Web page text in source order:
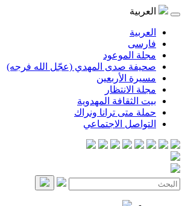
العربية
العربية
فارسی
مجلة الموعود
صحيفة صدى المهدي (عجّل الله فرجه)
مسيرة الأربعين
مجلة الانتظار
بيت الثقافة المهدوية
حملة متى ترانا ونراك
التواصل الاجتماعي